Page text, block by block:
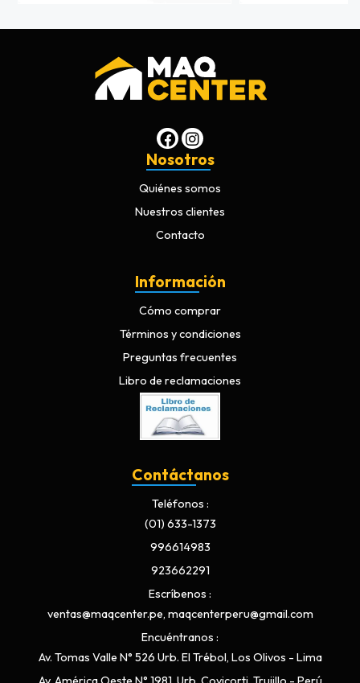
Nosotros
Quiénes somos
Nuestros clientes
Contacto
Información
Cómo comprar
Términos y condiciones
Preguntas frecuentes
Libro de reclamaciones
Contáctanos
Teléfonos
(01) 633-1373
996614983
923662291
Escríbenos
ventas@maqcenter.pe, maqcenterperu@gmail.com
Encuéntranos
Av. Tomas Valle N° 526 Urb. El Trébol, Los Olivos - Lima